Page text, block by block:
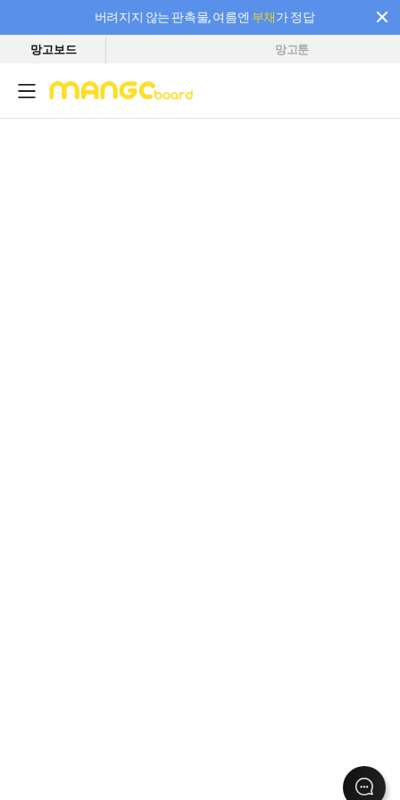
버려지지 않는 판촉물, 여름엔 부채가 정답
필요한 만큼 충전하고 끊김 없이 작업하세요! 새로워진 AI 부스터 요금제
망고보드 망고툰